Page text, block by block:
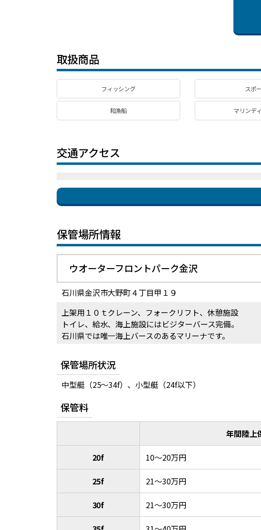
取扱商品
フィッシング スポ
和漁船 マリンデ
交通アクセス
保管場所情報
ウオーターフロントパーク金沢
石川県金沢市大野町４丁目甲１９
上架用１０ｔクレーン、フォークリフト、休憩施設
トイレ、給水、海上施設にはビジターバース完備。
石川県では唯一海上バースのあるマリーナです。
保管場所状況
中型艇（25～34f）、小型艇（24f以下）
保管料
年間陸上
20f 10～20万円
25f 21～30万円
30f 21～30万円